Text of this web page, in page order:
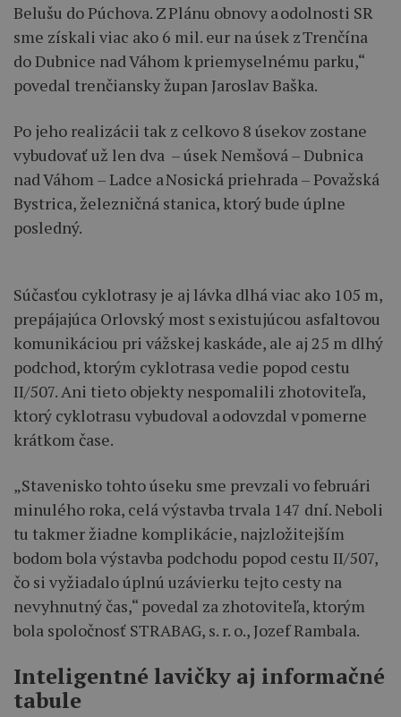
Belušu do Púchova. Z Plánu obnovy a odolnosti SR
sme získali viac ako 6 mil. eur na úsek z Trenčína
do Dubnice nad Váhom k priemyselnému parku,“
povedal trenčiansky župan Jaroslav Baška.
Po jeho realizácii tak z celkovo 8 úsekov zostane
vybudovať už len dva – úsek Nemšová – Dubnica
nad Váhom – Ladce a Nosická priehrada – Považská
Bystrica, železničná stanica, ktorý bude úplne
posledný.
Súčasťou cyklotrasy je aj lávka dlhá viac ako 105 m,
prepájajúca Orlovský most s existujúcou asfaltovou
komunikáciou pri vážskej kaskáde, ale aj 25 m dlhý
podchod, ktorým cyklotrasa vedie popod cestu
II/507. Ani tieto objekty nespomalili zhotoviteľa,
ktorý cyklotrasu vybudoval a odovzdal v pomerne
krátkom čase.
„Stavenisko tohto úseku sme prevzali vo februári
minulého roka, celá výstavba trvala 147 dní. Neboli
tu takmer žiadne komplikácie, najzložitejším
bodom bola výstavba podchodu popod cestu II/507,
čo si vyžiadalo úplnú uzávierku tejto cesty na
nevyhnutný čas,“ povedal za zhotoviteľa, ktorým
bola spoločnosť STRABAG, s. r. o., Jozef Rambala.
Inteligentné lavičky aj informačné
tabule